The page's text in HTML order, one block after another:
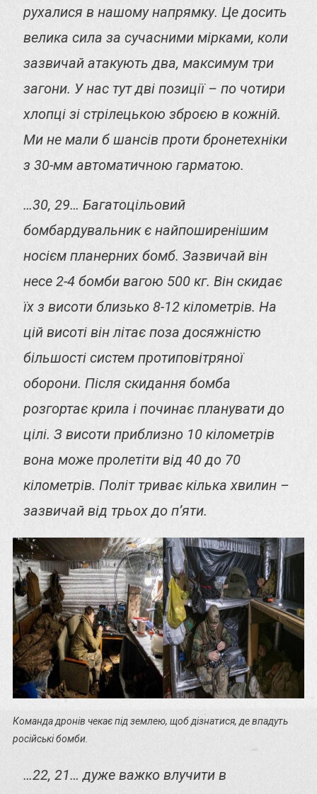
рухалися в нашому напрямку. Це досить
велика сила за сучасними мірками, коли
зазвичай атакують два, максимум три
загони. У нас тут дві позиції – по чотири
хлопці зі стрілецькою зброєю в кожній.
Ми не мали б шансів проти бронетехніки
з 30-мм автоматичною гарматою.
…30, 29… Багатоцільовий
бомбардувальник є найпоширенішим
носієм планерних бомб. Зазвичай він
несе 2-4 бомби вагою 500 кг. Він скидає
їх з висоти близько 8-12 кілометрів. На
цій висоті він літає поза досяжністю
більшості систем протиповітряної
оборони. Після скидання бомба
розгортає крила і починає планувати до
цілі. З висоти приблизно 10 кілометрів
вона може пролетіти від 40 до 70
кілометрів. Політ триває кілька хвилин –
зазвичай від трьох до п’яти.
Команда дронів чекає під землею, щоб дізнатися, де впадуть
російські бомби.
…22, 21… дуже важко влучити в